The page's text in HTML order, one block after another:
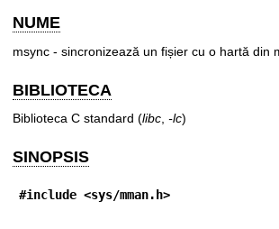
NUME
msync - sincronizează un fișier cu o hartă din
BIBLIOTECA
Biblioteca C standard (libc -lc)
SINOPSIS
#include <sys/mman.h>